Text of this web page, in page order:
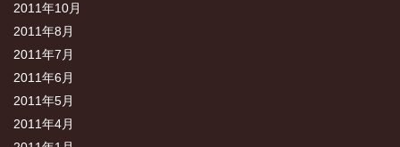
2011年10月
2011年8月
2011年7月
2011年6月
2011年5月
2011年4月